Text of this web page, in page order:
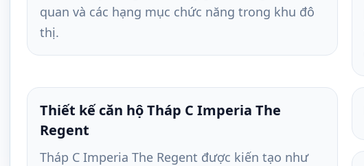
quan và các hạng mục chức năng trong khu đô
thị.
Thiết kế căn hộ Tháp C Imperia The
Regent
Tháp C Imperia The Regent được kiến tạo như